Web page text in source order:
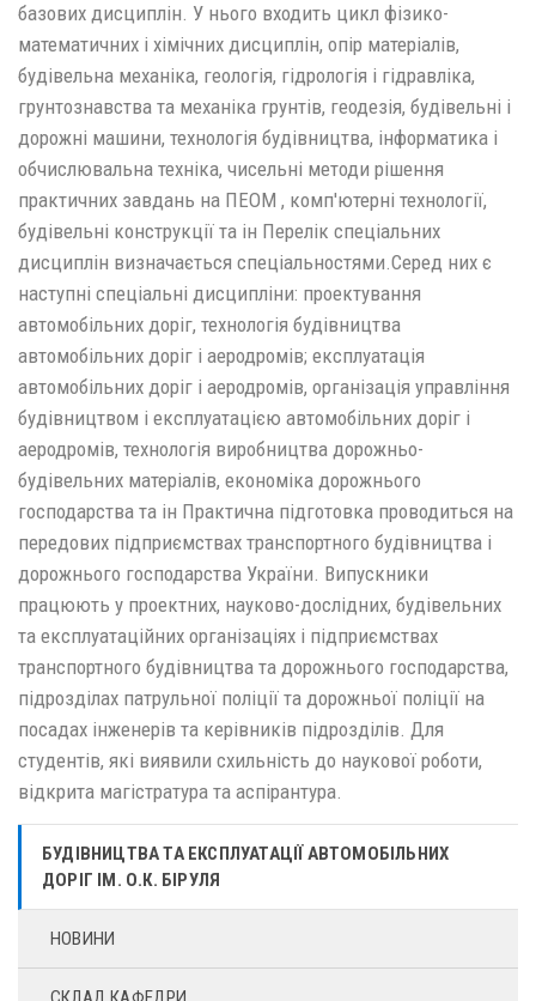
базових дисциплін. У нього входить цикл фізико-
математичних і хімічних дисциплін, опір матеріалів,
будівельна механіка, геологія, гідрологія і гідравліка,
грунтознавства та механіка грунтів, геодезія, будівельні і
дорожні машини, технологія будівництва, інформатика і
обчислювальна техніка, чисельні методи рішення
практичних завдань на ПЕОМ , комп'ютерні технології,
будівельні конструкції та ін Перелік спеціальних
дисциплін визначається спеціальностями.Серед них є
наступні спеціальні дисципліни: проектування
автомобільних доріг, технологія будівництва
автомобільних доріг і аеродромів; експлуатація
автомобільних доріг і аеродромів, організація управління
будівництвом і експлуатацією автомобільних доріг і
аеродромів, технологія виробництва дорожньо-
будівельних матеріалів, економіка дорожнього
господарства та ін Практична підготовка проводиться на
передових підприємствах транспортного будівництва і
дорожнього господарства України. Випускники
працюють у проектних, науково-дослідних, будівельних
та експлуатаційних організаціях і підприємствах
транспортного будівництва та дорожнього господарства,
підрозділах патрульної поліції та дорожньої поліції на
посадах інженерів та керівників підрозділів. Для
студентів, які виявили схильність до наукової роботи,
відкрита магістратура та аспірантура.
БУДІВНИЦТВА ТА ЕКСПЛУАТАЦІЇ АВТОМОБІЛЬНИХ
ДОРІГ ІМ. О.К. БІРУЛЯ
НОВИНИ